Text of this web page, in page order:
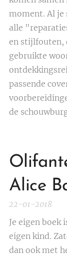
moment. Al
alle
en stijlfouten,
gebruikte
passende
de
Alice
22-01-2018
Je eigen boek
eigen kind.
dan ook met